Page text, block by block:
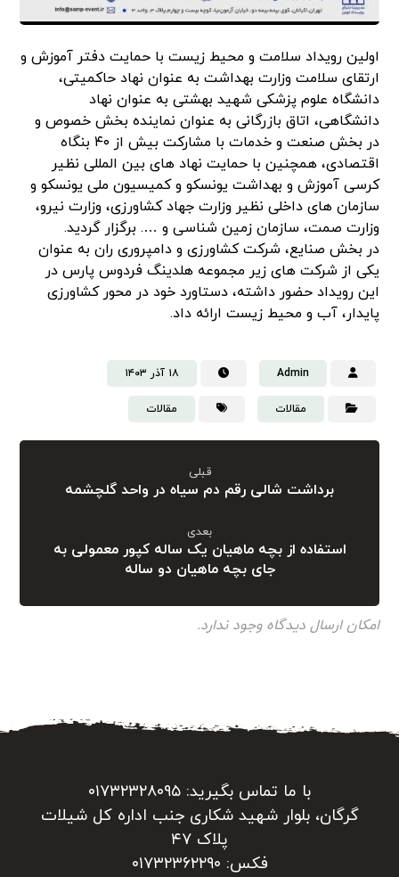
اولین رویداد سلامت و محیط زیست با حمایت دفتر آموزش و
ارتقای سلامت وزارت بهداشت به عنوان نهاد حاکمیتی،
دانشگاه علوم پزشکی شهید بهشتی به عنوان نهاد
دانشگاهی، اتاق بازرگانی به عنوان نماینده بخش خصوص و
در بخش صنعت و خدمات با مشارکت بیش از ۴۰ بنگاه
اقتصادی، همچنین با حمایت نهاد های بین المللی نظیر
کرسی آموزش و بهداشت یونسکو و کمیسیون ملی یونسکو و
سازمان های داخلی نظیر وزارت جهاد کشاورزی، وزارت نیرو،
وزارت صمت، سازمان زمین شناسی و …. برگزار گردید.
در بخش صنایع، شرکت کشاورزی و دامپروری ران به عنوان
یکی از شرکت های زیر مجموعه هلدینگ فردوس پارس در
این رویداد حضور داشته، دستاورد خود در محور کشاورزی
پایدار، آب و محیط زیست ارائه داد.
Admin ۱۸ آذر ۱۴۰۳
مقالات مقالات
قبلی
برداشت شالی رقم دم سیاه در واحد گلچشمه
بعدی
استفاده از بچه ماهیان یک ساله کپور معمولی به
جای بچه ماهیان دو ساله
امکان ارسال دیدگاه وجود ندارد.
با ما تماس بگیرید: ۰۱۷۳۲۳۲۸۰۹۵
گرگان، بلوار شهید شکاری جنب اداره کل شیلات
پلاک ۴۷
فکس: ۰۱۷۳۲۳۶۲۲۹۰